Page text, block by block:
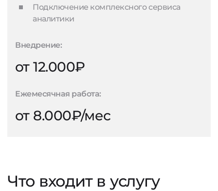
Подключение комплексного сервиса
аналитики
Внедрение:
от 12.000₽
Ежемесячная работа:
от 8.000₽/мес
Что входит в услугу